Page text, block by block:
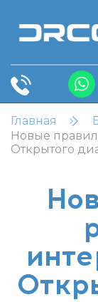
Главная
Новые
Открытого